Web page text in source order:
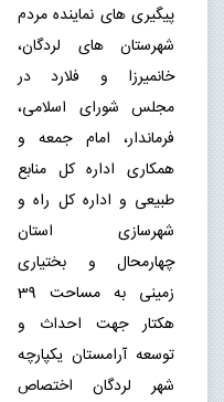
پیگیری های نماینده مردم
شهرستان های لردگان،
خانمیرزا و فلارد در
مجلس شورای اسلامی،
همکاری اداره کل منابع
شهرسازی استان
چهارمحال و بختیاری
زمینی به مساحت 39
توسعه آرامستان یکپارچه
شهر لردگان اختصاص